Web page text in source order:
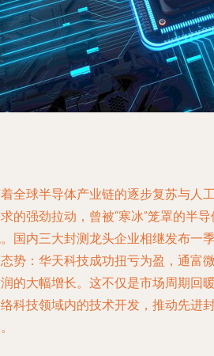
全球半导体产业链的逐步复苏与人
的强劲拉动，曾被“寒冰”笼罩的半
国内三大封测龙头企业相继发布一
势：华天科技成功扭亏为盈，通富
的大幅增长。这不仅是市场周期回
科技领域内的技术开发 ，推动先进